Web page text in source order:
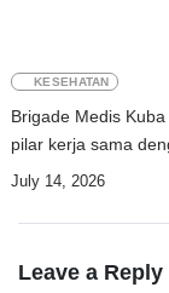
KESEHATAN
Brigade Medis
pilar kerja sama
Leste
July 14, 2026
Leave a Reply